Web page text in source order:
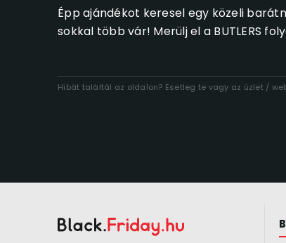
Épp ajándékot keresel egy közeli
sokkal több vár! Merülj el a BUTLERS
Hibát találtál az oldalon? Esetleg te vagy az üzlet /